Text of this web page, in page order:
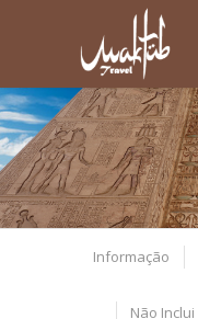
Informação
Não Inclui